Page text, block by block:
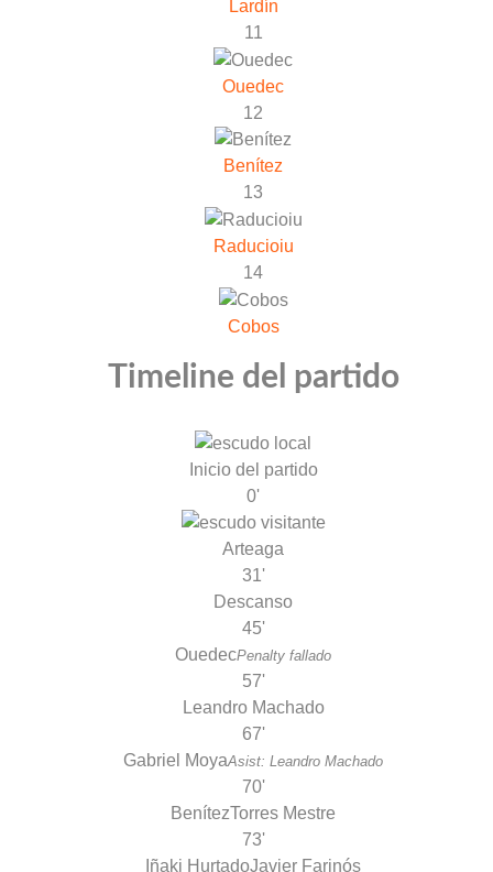
Lardín
11
Ouedec
12
Benítez
13
Raducioiu
14
Cobos
Timeline del partido
Inicio del partido
0'
Arteaga
31'
Descanso
45'
OuedecPenalty fallado
57'
Leandro Machado
67'
Gabriel MoyaAsist: Leandro Machado
70'
BenítezTorres Mestre
73'
Iñaki HurtadoJavier Farinós